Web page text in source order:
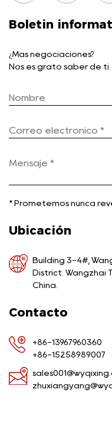
Boletin
¿Más negociaciones?
Nos es grato saber de ti.
* Prometemos nunca
Ubicación
Building 3-4#,
District. Wangzhai
China.
Contacto
+86-13967960360
+86-15258989007